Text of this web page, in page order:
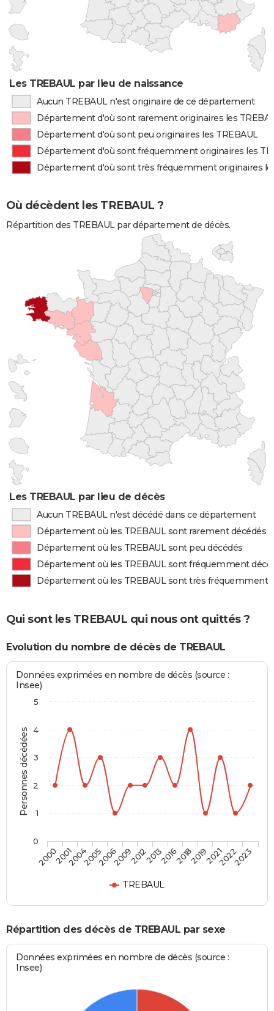
Les TREBAUL par lieu de naissance
Aucun TREBAUL n'est originaire de ce département
Département d'où sont rarement originaires les
Département d'où sont peu originaires les TREBAUL
Département d'où sont fréquemment originaires les
Département d'où sont très fréquemment originaires
Où décèdent les TREBAUL ?
Répartition des TREBAUL par département de décès.
Les TREBAUL par lieu de décès
Aucun TREBAUL n'est décédé dans ce département
Département où les TREBAUL sont rarement décédés
Département où les TREBAUL sont peu décédés
Département où les TREBAUL sont fréquemment
Département où les TREBAUL sont très fréquemment
Qui sont les TREBAUL qui nous ont quittés ?
Evolution du nombre de décès de TREBAUL
Personnes décédées
Données exprimées en nombre de décès (source :
Insee)
TREBAUL
20002001200420052006200920122013201620182019202120222023
0
1
2
3
4
5
Répartition des décès de TREBAUL par sexe
Données exprimées en nombre de décès (source :
Insee)